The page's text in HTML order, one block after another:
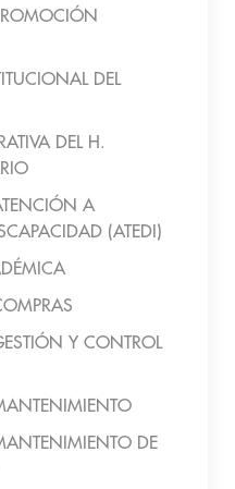
DEL
DEL H.
A
(ATEDI)
Y CONTROL
DE